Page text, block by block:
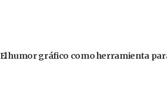
El humor gráfico como herramienta